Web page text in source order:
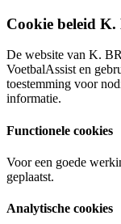
Cookie beleid
De website van K.
VoetbalAssist en
toestemming voor
informatie.
Functionele cookies
Voor een goede
geplaatst.
Analytische cookies